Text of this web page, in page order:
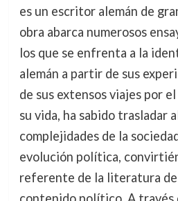
es un escritor alemán de
obra abarca numerosos
los que se enfrenta a la
alemán a partir de sus
de sus extensos viajes por
su vida, ha sabido trasladar
complejidades de la
evolución política,
referente de la literatura de